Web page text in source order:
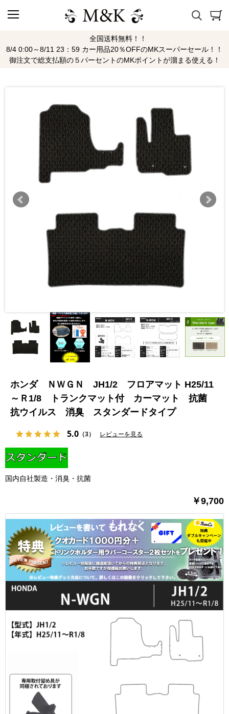
全国送料無料！！
8/4 0:00～8/11 23：59 カー用品20％OFFのMKスーパーセール！！
御注文で総支払額の５パーセントのMKポイントが溜まる使える！
ホンダ ＮＷＧＮ JH1/2 フロアマット H25/11
～Ｒ1/8 トランクマット付 カーマット 抗菌
抗ウイルス 消臭 スタンダードタイプ
5.0 （3） レビューを見る
国内自社製造・消臭・抗菌
￥9,700